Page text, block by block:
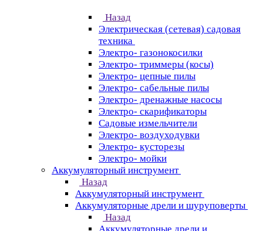
Назад
Электрическая (сетевая) садовая
техника
Электро- газонокосилки
Электро- триммеры (косы)
Электро- цепные пилы
Электро- сабельные пилы
Электро- дренажные насосы
Электро- скарификаторы
Садовые измельчители
Электро- воздуходувки
Электро- кусторезы
Электро- мойки
Аккумуляторный инструмент
Назад
Аккумуляторный инструмент
Аккумуляторные дрели и шуруповерты
Назад